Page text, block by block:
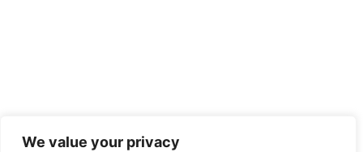
We value your privacy